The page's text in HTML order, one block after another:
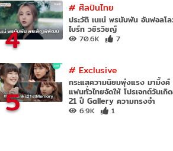
4
# ศิลปินไทย
ประวัติ เนเน่ พรนับพัน อันฟอลโล
ไบร์ท วชิรวิชญ์
70.6K 7
5
# Exclusive
กระแสความนิยมพุ่งแรง มามิ้งค์
แฟนทั่วไทยจัดให้ โปรเจกต์วันเกิ
21 ปี Gallery ความทรงจำ
6.9K 1